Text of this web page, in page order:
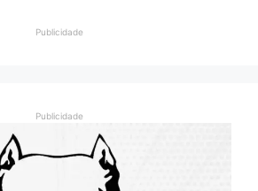
Publicidade
Publicidade